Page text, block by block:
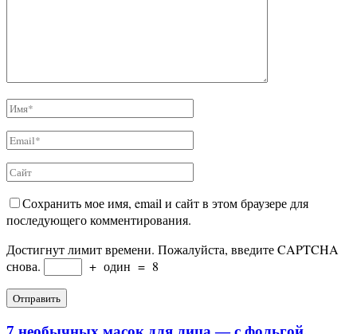
Сохранить мое имя, email и сайт в этом браузере для
последующего комментирования.
Достигнут лимит времени. Пожалуйста, введите CAPTCHA
снова.
+ один = 8